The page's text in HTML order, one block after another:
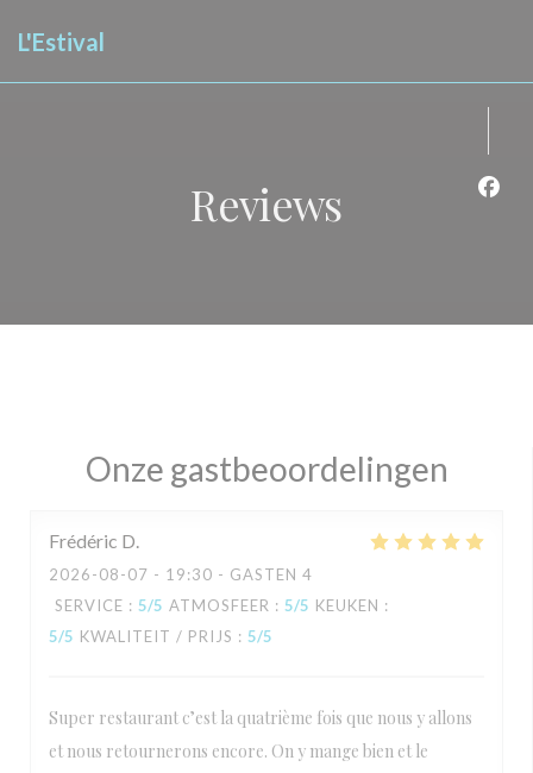
L'Estival
Reviews
Onze gastbeoordelingen
Frédéric D
2026-08-07 - 19:30 - GASTEN 4
SERVICE : 5/5 ATMOSFEER : 5/5 KEUKEN :
5/5 KWALITEIT / PRIJS : 5/5
Super restaurant c’est la quatrième fois que nous y allons
et nous retournerons encore. On y mange bien et le